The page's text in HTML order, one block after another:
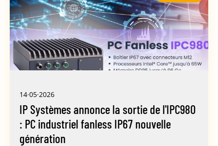
14·05·2026
IP Systèmes annonce la sortie de l'IPC980
: PC industriel fanless IP67 nouvelle
génération